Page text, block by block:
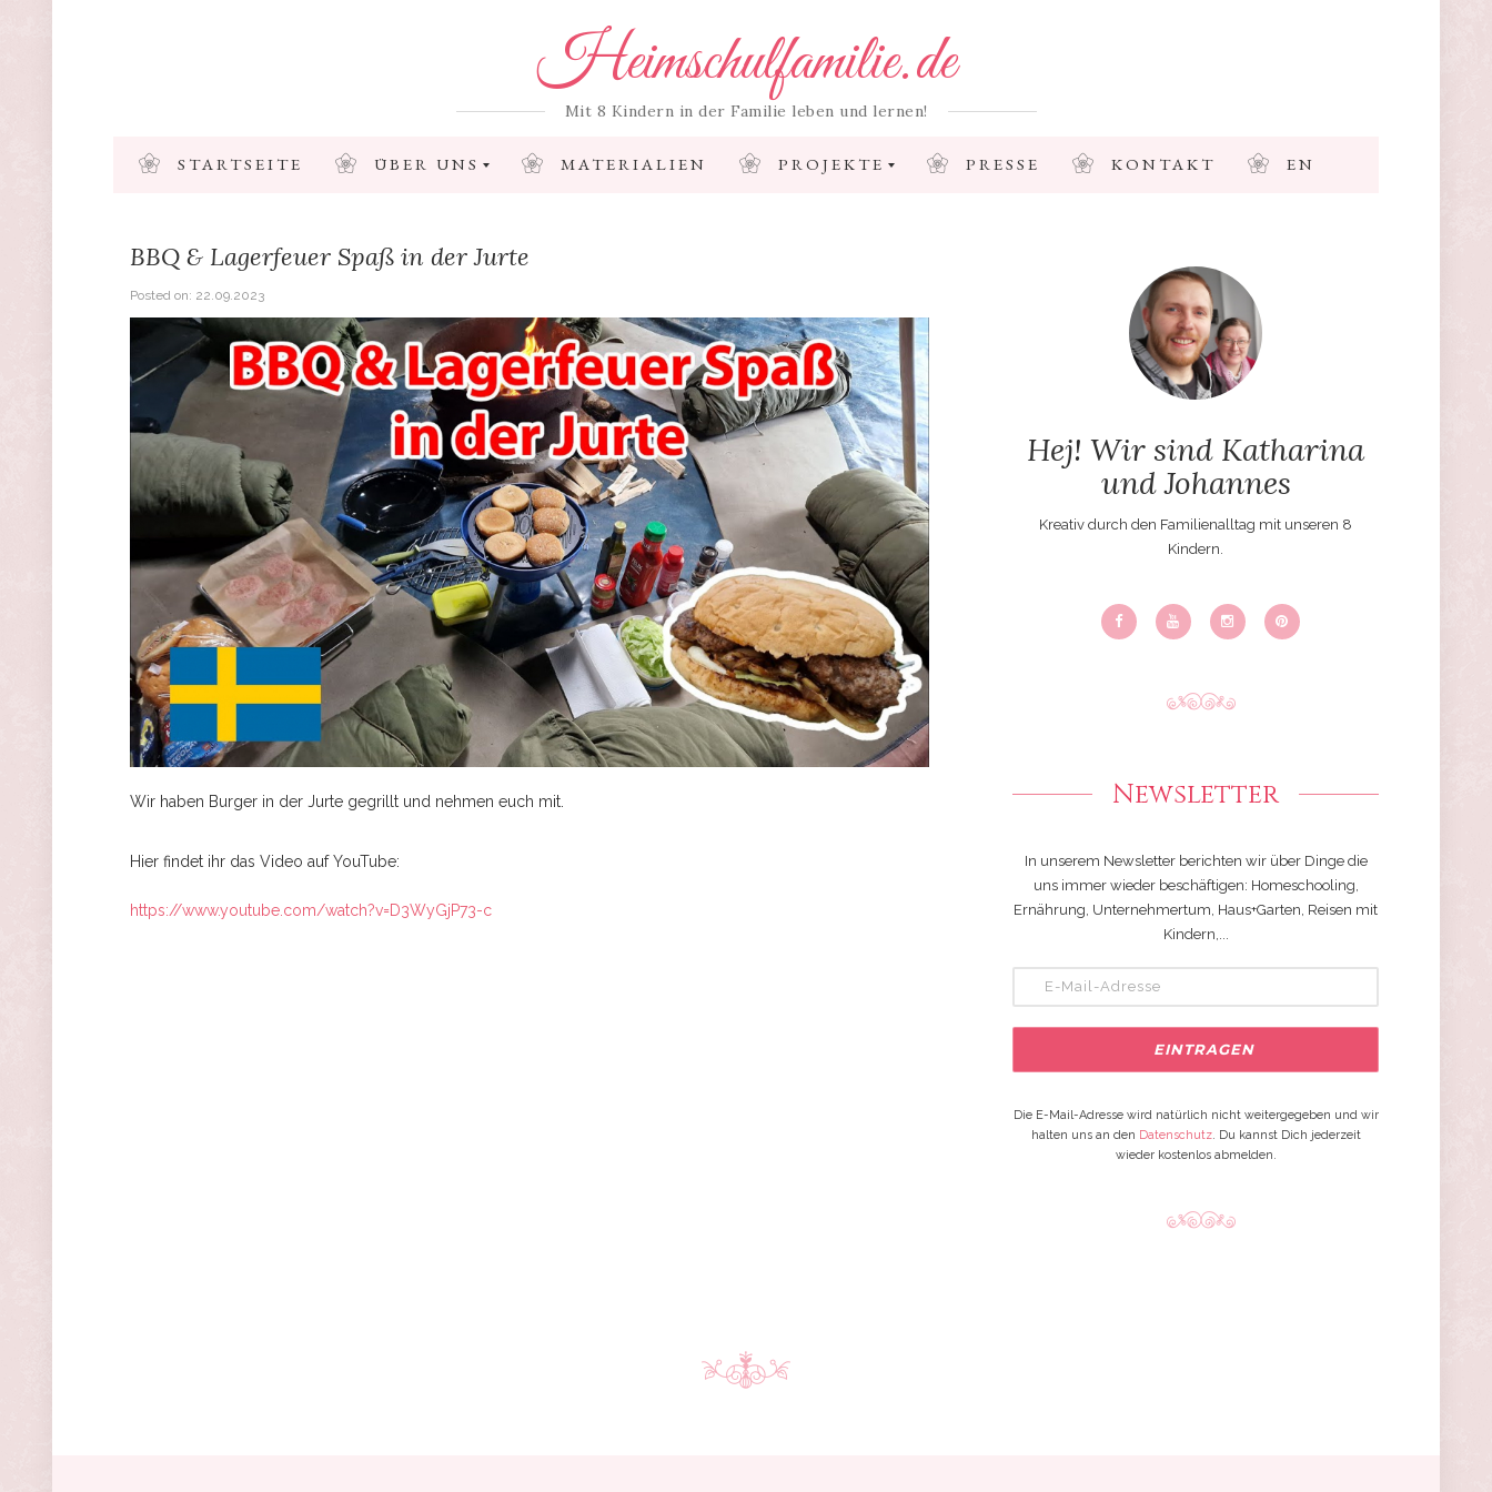
Heimschulfamilie.de
Mit 8 Kindern in der Familie leben und lernen!
STARTSEITE ÜBER UNS MATERIALIEN PROJEKTE PRESSE KONTAKT EN
BBQ & Lagerfeuer Spaß in der Jurte
Posted on: 22.09.2023
Wir haben Burger in der Jurte gegrillt und nehmen euch mit.
Hier findet ihr das Video auf YouTube:
https://www.youtube.com/watch?v=D3WyGjP73-c
Hej! Wir sind Katharina
und Johannes
Kreativ durch den Familienalltag mit unseren 8
Kindern.
Newsletter
In unserem Newsletter berichten wir über Dinge die
uns immer wieder beschäftigen: Homeschooling,
Ernährung, Unternehmertum, Haus+Garten, Reisen mit
Kindern,...
Die E-Mail-Adresse wird natürlich nicht weitergegeben und wir
halten uns an den Datenschutz. Du kannst Dich jederzeit
wieder kostenlos abmelden.